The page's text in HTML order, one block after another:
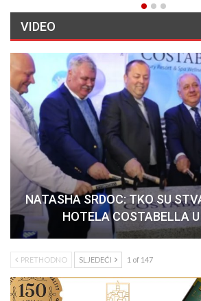
VIDEO
NATASHA SRDOC: TKO SU
HOTELA COSTABELLA
PRETHODNO SLJEDEĆI 1 of 147